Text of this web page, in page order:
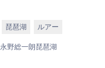
琵琶湖 ルアー
永野総一朗琵琶湖